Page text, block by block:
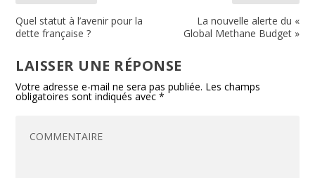
Quel statut à l’avenir pour la
dette française ?
La nouvelle alerte du «
Global Methane Budget »
LAISSER UNE RÉPONSE
Votre adresse e-mail ne sera pas publiée. Les champs
obligatoires sont indiqués avec*